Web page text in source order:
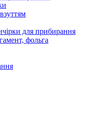
для прибирання
фольга